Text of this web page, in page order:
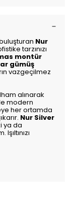
Nur
tarzınızı
montür
gümüş
vazgeçilmez
alınarak
modern
her ortamda
Nur Silver
ya da